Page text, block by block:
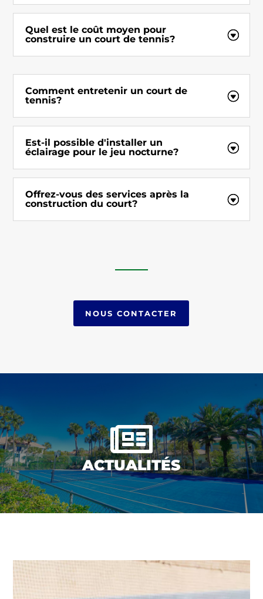
Quel est le coût moyen pour
construire un court de tennis?
Comment entretenir un court de
tennis?
Est-il possible d'installer un
éclairage pour le jeu nocturne?
Offrez-vous des services après la
construction du court?
NOUS CONTACTER

ACTUALITÉS